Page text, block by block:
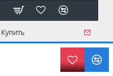
Купить